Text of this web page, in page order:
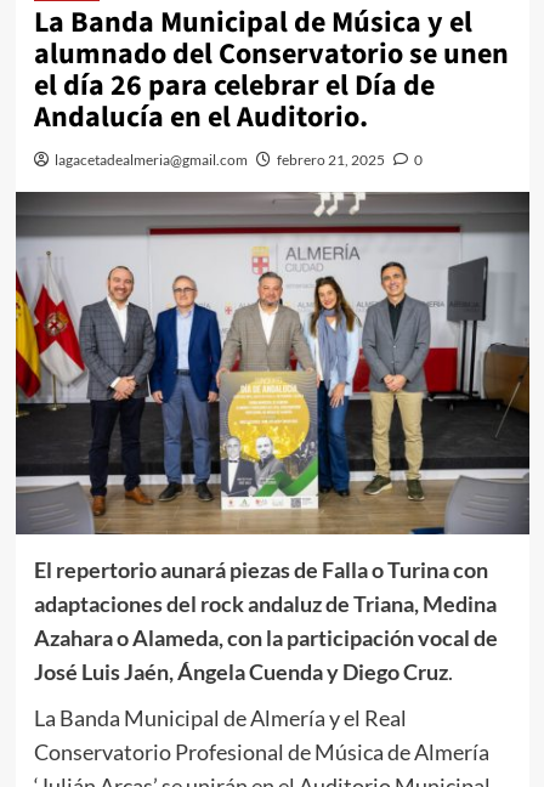
La Banda Municipal de Música y el
alumnado del Conservatorio se unen
el día 26 para celebrar el Día de
Andalucía en el Auditorio.
lagacetadealmeria@gmail.com febrero 21, 2025 0
El repertorio aunará piezas de Falla o Turina con
adaptaciones del rock andaluz de Triana, Medina
Azahara o Alameda, con la participación vocal de
José Luis Jaén, Ángela Cuenda y Diego Cruz.
La Banda Municipal de Almería y el Real
Conservatorio Profesional de Música de Almería